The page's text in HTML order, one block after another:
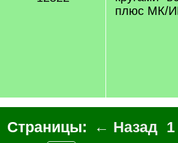
плюс МК/
Страницы: ← Назад 1